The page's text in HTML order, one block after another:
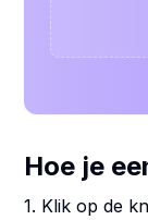
Hoe je
1. Klik op de